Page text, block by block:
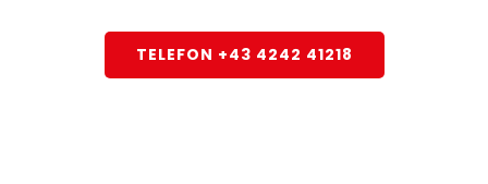
TELEFON +43 4242 41218